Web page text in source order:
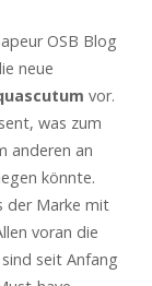
OSB Blog
neue
vor.
was zum
anderen an
könnte.
der Marke mit
voran die
seit Anfang